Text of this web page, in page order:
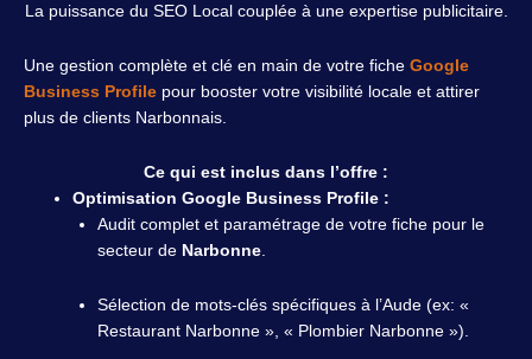
La puissance du SEO Local couplée à une expertise publicitaire.
Une gestion complète et clé en main de votre fiche Google
Business Profile pour booster votre visibilité locale et attirer
plus de clients Narbonnais.
Ce qui est inclus dans l’offre :
Optimisation Google Business Profile :
Audit complet et paramétrage de votre fiche pour le
secteur de Narbonne.
Sélection de mots-clés spécifiques à l’Aude (ex: «
Restaurant Narbonne », « Plombier Narbonne »).